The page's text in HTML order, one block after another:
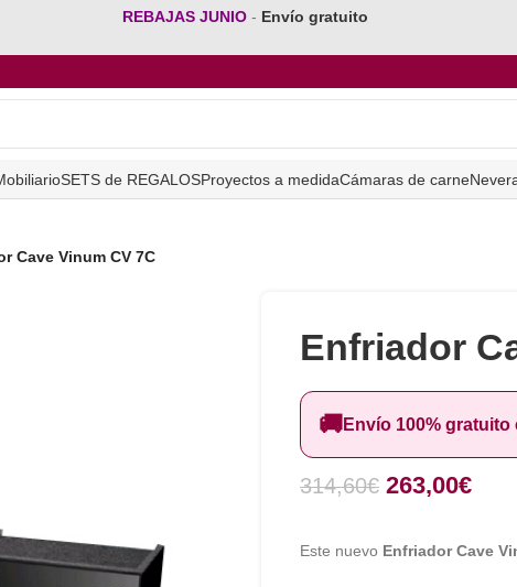
REBAJAS JUNIO - Envío gratuito
SETS de REGALOSProyectos a medidaCámaras de carne
Cave Vinum CV 7C
Enfriador
🚚Envío 100%
314,60€ 263,00€
Este nuevo Enfriador Cave